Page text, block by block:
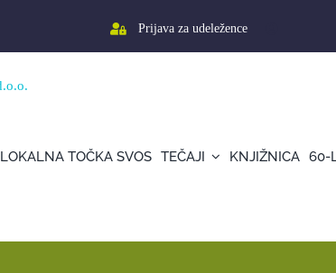
Prijava za udeležence
LOKALNA TOČKA SVOS TEČAJI KNJIŽNICA 60-